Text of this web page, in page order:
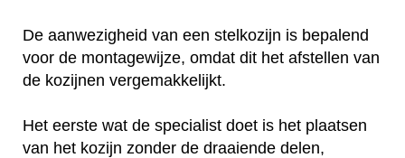
De aanwezigheid van een stelkozijn is bepalend
voor de montagewijze, omdat dit het afstellen van
de kozijnen vergemakkelijkt.
Het eerste wat de specialist doet is het plaatsen
van het kozijn zonder de draaiende delen,